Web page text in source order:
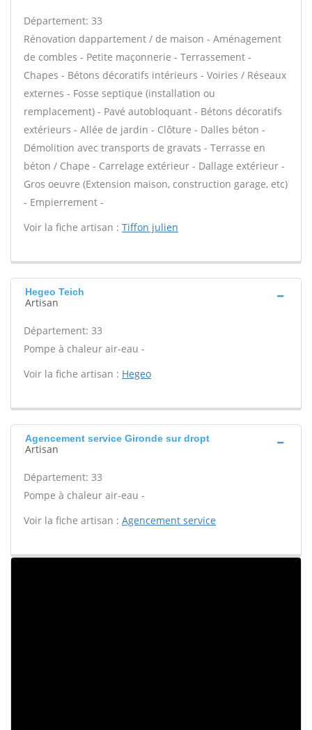
Département: 33
Rénovation dappartement / de maison - Aménagement
de combles - Petite maçonnerie - Terrassement -
Chapes - Bétons décoratifs intérieurs - Voiries / Réseaux
externes - Fosse septique (installation ou
remplacement) - Pavé autobloquant - Bétons décoratifs
extérieurs - Allée de jardin - Clôture - Dalles béton -
Démolition avec transports de gravats - Terrasse en
béton / Chape - Carrelage extérieur - Dallage extérieur -
Gros oeuvre (Extension maison, construction garage, etc)
- Empierrement -
Voir la fiche artisan : Tiffon julien
Hegeo Teich
Artisan
Département: 33
Pompe à chaleur air-eau -
Voir la fiche artisan : Hegeo
Agencement service Gironde sur dropt
Artisan
Département: 33
Pompe à chaleur air-eau -
Voir la fiche artisan : Agencement service